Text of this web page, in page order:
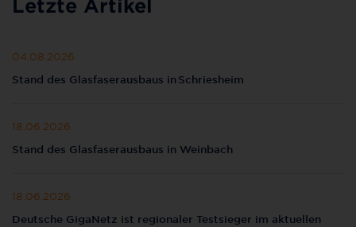
Letzte Artikel
04.08.2026
Stand des Glasfaserausbaus in Schriesheim
18.06.2026
Stand des Glasfaserausbaus in Weinbach
18.06.2026
Deutsche GigaNetz ist regionaler Testsieger im aktuellen